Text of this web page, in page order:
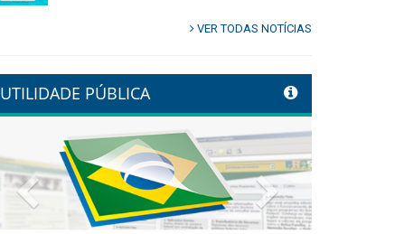
VER TODAS NOTÍCIAS
UTILIDADE PÚBLICA
Previous Next